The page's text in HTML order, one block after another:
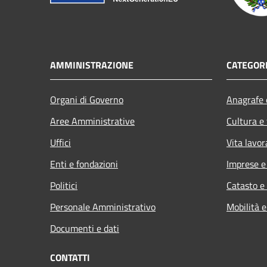
AMMINISTRAZIONE
Organi di Governo
Aree Amministrative
Uffici
Enti e fondazioni
Politici
Personale Amministrativo
Documenti e dati
Cultura
Vita
Imprese
Catasto
Mobilità
CONTATTI